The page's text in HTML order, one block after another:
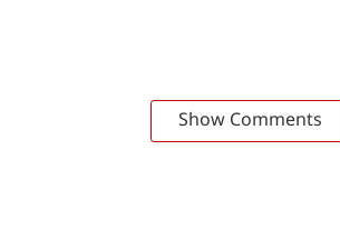
Show Comments